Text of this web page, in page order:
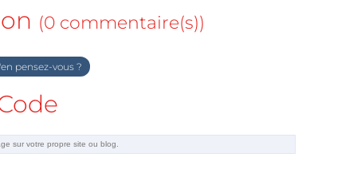
(0 commentaire(s))
pensez-vous ?